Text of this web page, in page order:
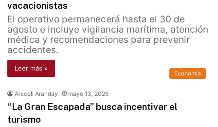
vacacionistas
El operativo permanecerá hasta el 30 de
agosto e incluye vigilancia marítima, atención
médica y recomendaciones para prevenir
accidentes.
Leer más »
Economía
Araceli Aranday mayo 13, 2026
“La Gran Escapada” busca incentivar el
turismo